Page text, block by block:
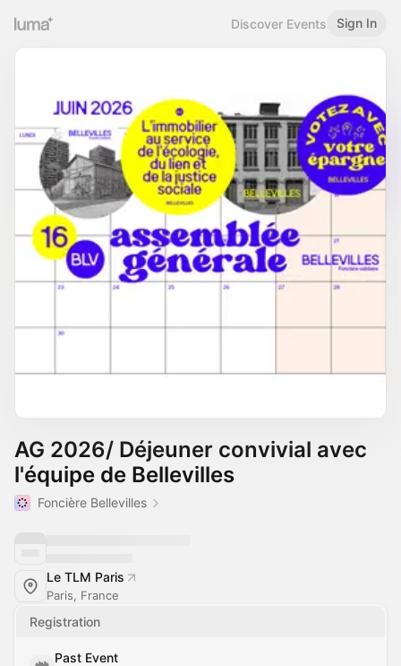
Discover Events Sign In
AG 2026/ Déjeuner convivial avec
l'équipe de Bellevilles
Foncière Bellevilles
Le TLM Paris
Paris, France
Registration
Past Event